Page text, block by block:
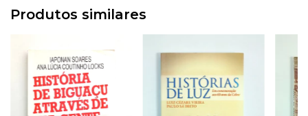
Produtos similares